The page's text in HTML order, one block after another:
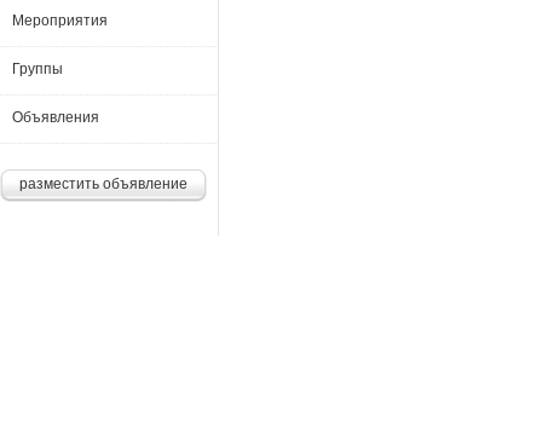
Мероприятия
Группы
Объявления
разместить объявление